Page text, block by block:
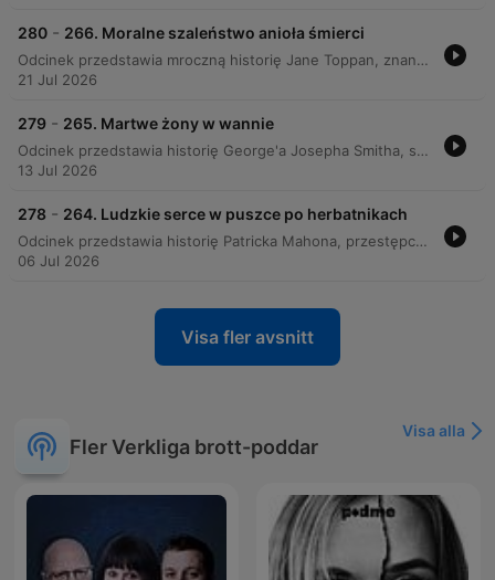
280 - 266. Moralne szaleństwo anioła śmierci
Odcinek przedstawia mroczną historię Jane Toppan, znanej jako „anioł śmierci”, działającej na przełomie XIX i XX wieku w Stanach Zjednoczonych. Narracja śledzi losy kobiety od trudnego dzieciństwa w Bostonie, przez pracę jako pielęgniarka, aż po seryjne morderstwa dokonywane za pomocą trucizn, takich jak morfina czy strychnina. Historia ukazuje mechanizmy psychologiczne sprawczyni, jej potrzebę kontroli oraz makabryczne motywacje. Analiza obejmuje proces sądowy, w którym Toppan została uniewinniona z powodu niepoczytalności, oraz jej późniejsze życie w zakładzie psychiatrycznym. Autorka przygląda się profilowi psychologicznemu zabójczyni, wskazując na skomplikowane powody jej czynów, od traum rodzinnych po seksualną satysfakcję płynącą z obserwowania śmierci.
21 Jul 2026
279 - 265. Martwe żony w wannie
Odcinek przedstawia historię George'a Josepha Smitha, seryjnego mordercy, który żenił się z wieloma kobietami, by okradać je i doprowadzać do śmierci w wannie. Detektyw Artur Neil powiązał ze sobą przypadki zgonów jego żon, co doprowadziło do ujęcia sprawcy po odkryciu powtarzających się schematów działania. Finał śledztwa nastąpił po odkryciu przez medyka sądowego metody topienia ofiar poprzez szarpnięcie za nogi. Po procesie i wyroku śmierci, Smith został powieszony w sierpniu 1915 roku, pozostawiając po sobie historię tragicznych zbrodni i manipulacji.
13 Jul 2026
278 - 264. Ludzkie serce w puszce po herbatnikach
Odcinek przedstawia historię Patricka Mahona, przestępcy, który dopuścił się brutalnego morderstwa swojej kochanki, Emily Kay, a następnie rozczłonkował jej ciało. Mimo prób zatarcia śladów, podejrzliwość jego żony, Jessie, doprowadziła do odkrycia dowodów w bagażu i aresztowania sprawcy. Śledztwo kulminuje w odnalezieniu makabrycznych szczątków w wynajętym domku, co prowadzi do procesu sądowego i ostatecznie egzekucji Mahona. Sprawa ta, znana jako Crambles Murder, pozostawiła trwały ślad w historii kryminalistyki, zmieniając procedury pracy policji.
06 Jul 2026
Visa fler avsnitt
Fler Verkliga brott-poddar
Visa alla